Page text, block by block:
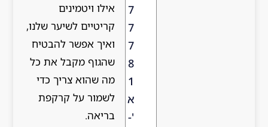
אילו ויטמינים
קריטיים לשיער שלנו,
ואיך אפשר להבטיח
שהגוף מקבל את כל
מה שהוא צריך כדי
לשמור על קרקפת